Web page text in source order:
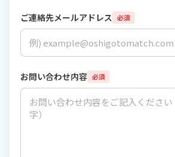
ご連絡先メールアドレス 必須
お問い合わせ内容 必須